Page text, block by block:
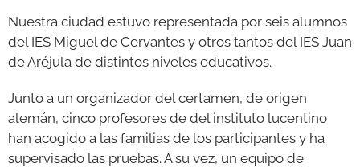
Nuestra ciudad estuvo representada por seis alumnos
del IES Miguel de Cervantes y otros tantos del IES Juan
de Aréjula de distintos niveles educativos.
Junto a un organizador del certamen, de origen
alemán, cinco profesores de del instituto lucentino
han acogido a las familias de los participantes y ha
supervisado las pruebas. A su vez, un equipo de